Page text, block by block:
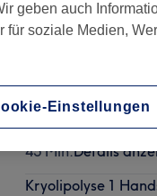
Kryolipolyse 1 Zone
45 Min.Details
Kryolipolyse 1
geben auch
für soziale Medien,
Einstellungen